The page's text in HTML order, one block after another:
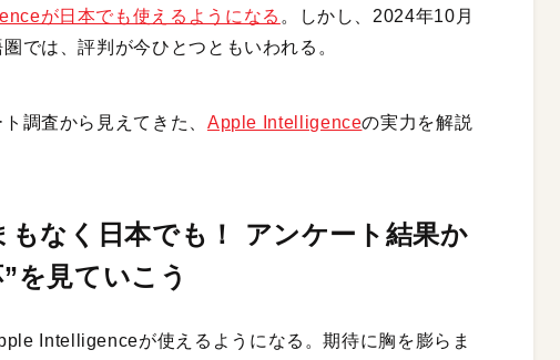
が日本でも使えるようになる 。しかし、2024年10月
では、評判が今ひとつともいわれる。
調査から見えてきた、 Apple Intelligenceの実力を解説
なく日本でも！ アンケート結果か
を見ていこう
Intelligenceが使えるようになる。期待に胸を膨らま